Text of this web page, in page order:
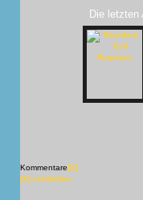
Die letzten
Kommentare[X]
[X] schließen